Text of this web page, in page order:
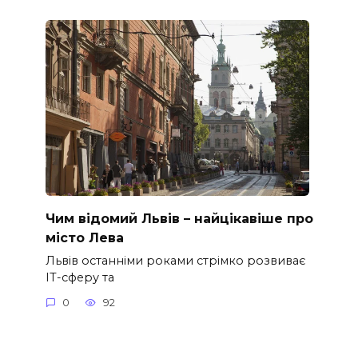
Чим відомий Львів – найцікавіше про
місто Лева
Львів останніми роками стрімко розвиває
ІТ-сферу та
0 92